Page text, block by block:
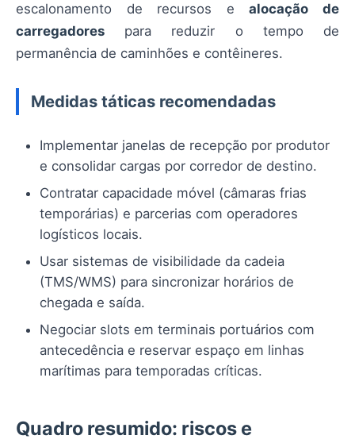
escalonamento de recursos ealocação de
carregadores para reduzir o tempo de
permanência de caminhões e contêineres.
Medidas táticas recomendadas
Implementar janelas de recepção por produtor
e consolidar cargas por corredor de destino.
Contratar capacidade móvel (câmaras frias
temporárias) e parcerias com operadores
logísticos locais.
Usar sistemas de visibilidade da cadeia
(TMS/WMS) para sincronizar horários de
chegada e saída.
Negociar slots em terminais portuários com
antecedência e reservar espaço em linhas
marítimas para temporadas críticas.
Quadro resumido: riscos e